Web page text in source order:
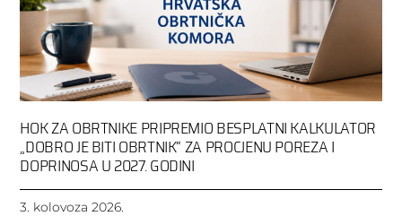
HOK ZA OBRTNIKE PRIPREMIO BESPLATNI KALKULATOR
„DOBRO JE BITI OBRTNIK“ ZA PROCJENU POREZA I
DOPRINOSA U 2027. GODINI
3. kolovoza 2026.